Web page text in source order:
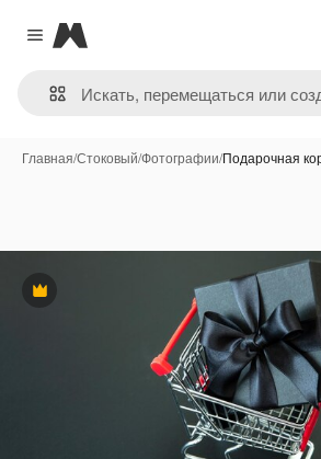
Close menu
Magnific
Главная/Стоковый/Фотографии/Подарочная
Премиум